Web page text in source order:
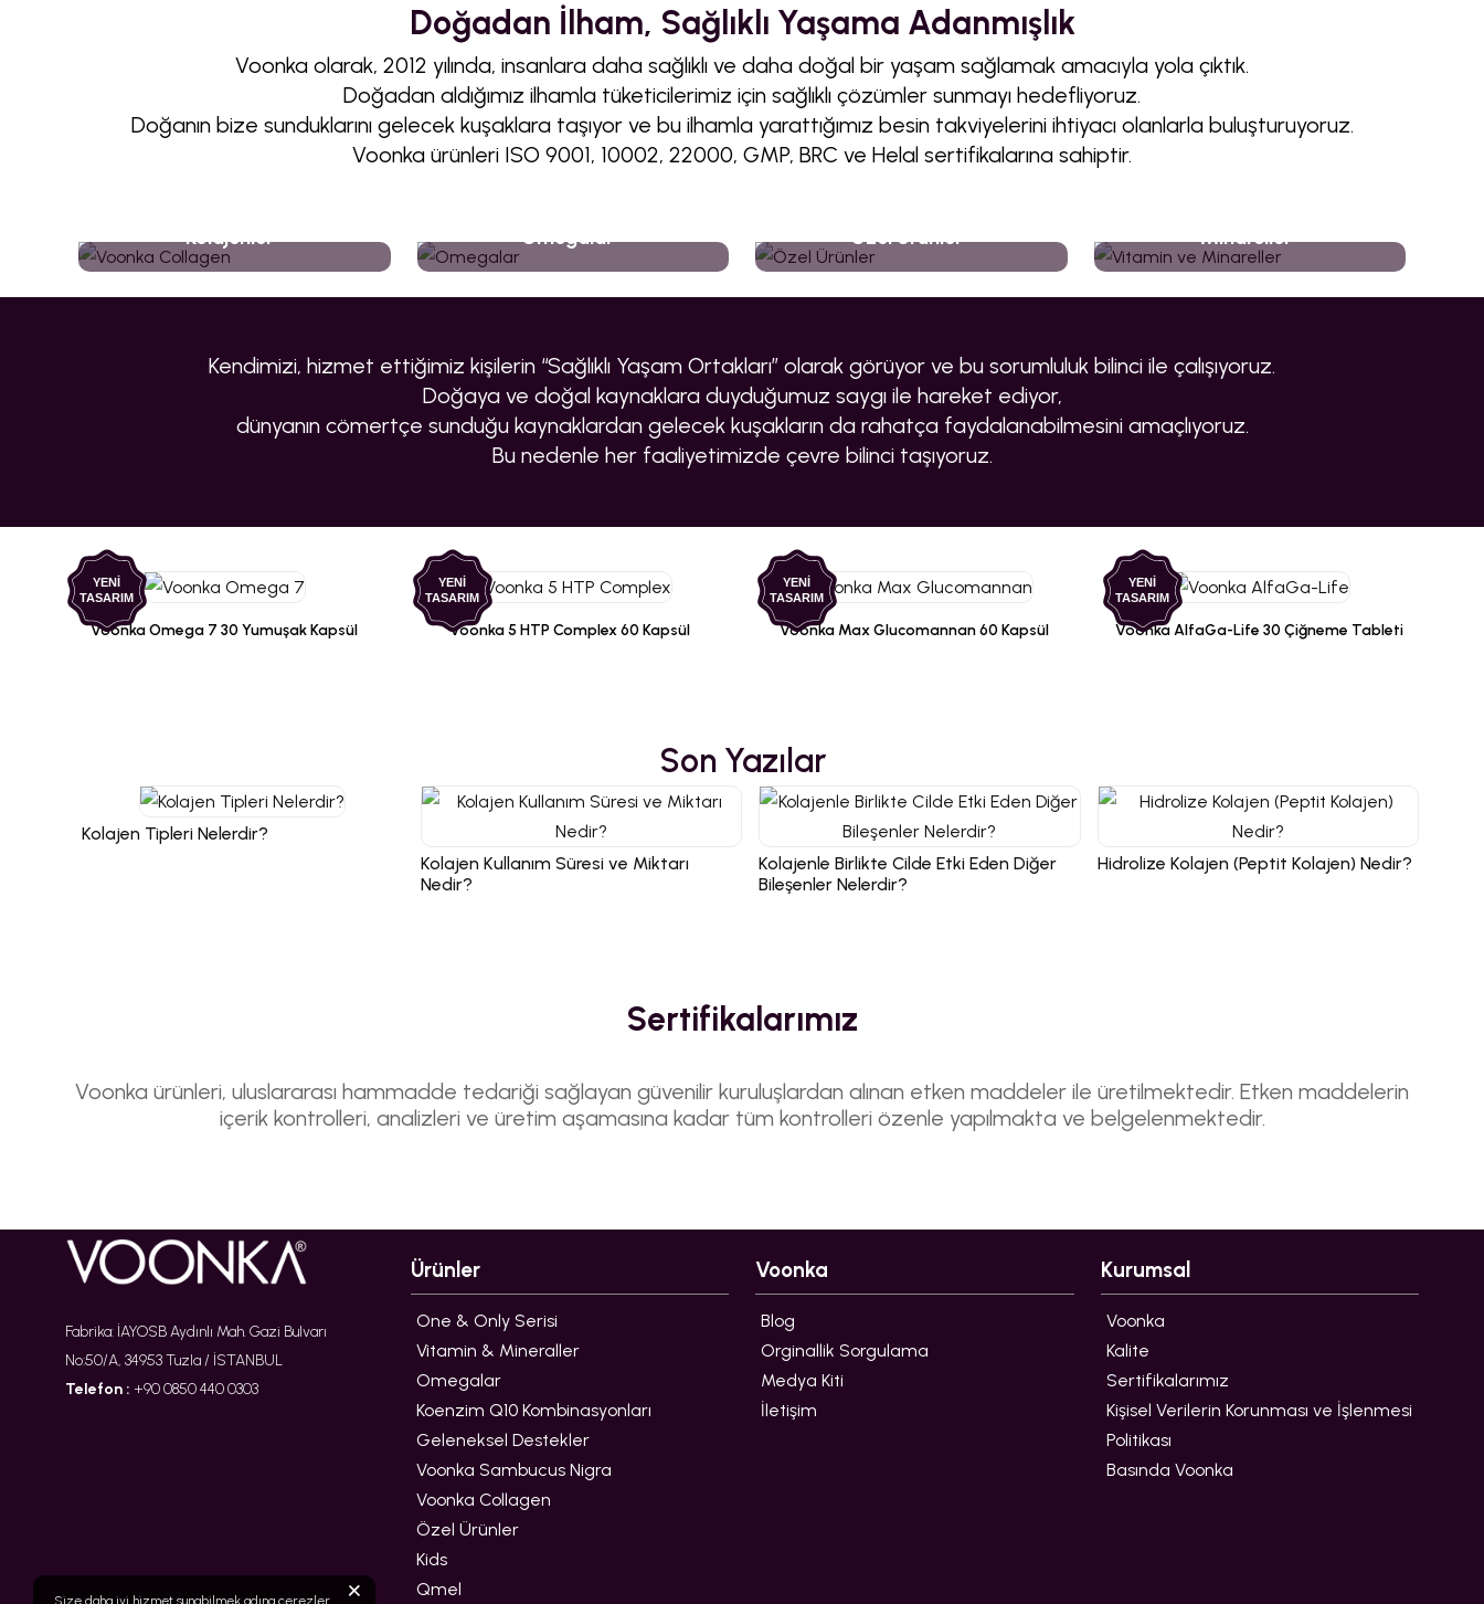
Size daha iyi hizmet sunabilmek adına çerezler
Doğadan İlham, Sağlıklı Yaşama Adanmışlık
Voonka olarak, 2012 yılında, insanlara daha sağlıklı ve daha doğal bir yaşam sağlamak amacıyla yola çıktık.
Doğadan aldığımız ilhamla tüketicilerimiz için sağlıklı çözümler sunmayı hedefliyoruz.
Doğanın bize sunduklarını gelecek kuşaklara taşıyor ve bu ilhamla yarattığımız besin takviyelerini ihtiyacı olanlarla buluşturuyoruz.
Voonka ürünleri ISO 9001, 10002, 22000, GMP, BRC ve Helal sertifikalarına sahiptir.
Kolajenler Omegalar Özel Ürünler
Minareller
Kendimizi, hizmet ettiğimiz kişilerin “Sağlıklı Yaşam Ortakları” olarak görüyor ve bu sorumluluk bilinci ile çalışıyoruz.
Doğaya ve doğal kaynaklara duyduğumuz saygı ile hareket ediyor,
dünyanın cömertçe sunduğu kaynaklardan gelecek kuşakların da rahatça faydalanabilmesini amaçlıyoruz.
Bu nedenle her faaliyetimizde çevre bilinci taşıyoruz.
YENİ
TASARIM
Voonka Omega 7 30 Yumuşak Kapsül
YENİ
TASARIM
Voonka 5 HTP Complex 60 Kapsül
YENİ
TASARIM
Voonka Max Glucomannan 60 Kapsül
YENİ
TASARIM
Voonka AlfaGa-Life 30 Çiğneme Tableti
Son Yazılar
Kolajen Tipleri Nelerdir?
Kolajen Kullanım Süresi ve Miktarı
Nedir?
Kolajenle Birlikte Cilde Etki Eden Diğer
Bileşenler Nelerdir?
Hidrolize Kolajen (Peptit Kolajen) Nedir?
Sertifikalarımız
Voonka ürünleri, uluslararası hammadde tedariği sağlayan güvenilir kuruluşlardan alınan etken maddeler ile üretilmektedir. Etken maddelerin
içerik kontrolleri, analizleri ve üretim aşamasına kadar tüm kontrolleri özenle yapılmakta ve belgelenmektedir.
Fabrika: İAYOSB Aydınlı Mah. Gazi Bulvarı
No:50/A, 34953 Tuzla / İSTANBUL
Telefon : +90 0850 440 0303
Ürünler
One & Only Serisi
Vitamin & Mineraller
Omegalar
Koenzim Q10 Kombinasyonları
Geleneksel Destekler
Voonka Sambucus Nigra
Voonka Collagen
Özel Ürünler
Kids
Qmel
Voonka
Blog
Orginallik Sorgulama
Medya Kiti
İletişim
Kurumsal
Voonka
Kalite
Sertifikalarımız
Kişisel Verilerin Korunması ve İşlenmesi
Politikası
Basında Voonka